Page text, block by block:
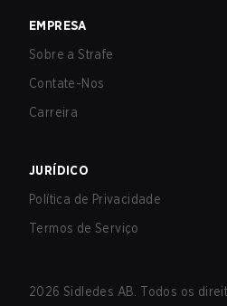
EMPRESA
Sobre a Strafe
Contate-Nos
Carreira
JURÍDICO
Política de Privacidade
Termos de Serviço
2026 Sidledes AB. Todos os